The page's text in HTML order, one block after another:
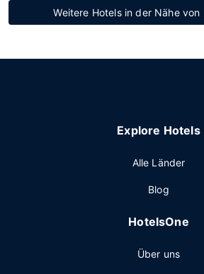
Weitere Hotels in der Nähe von
Explore Hotels
Alle Länder
Blog
HotelsOne
Über uns